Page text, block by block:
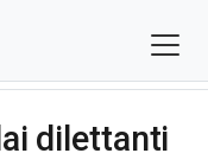
dilettanti